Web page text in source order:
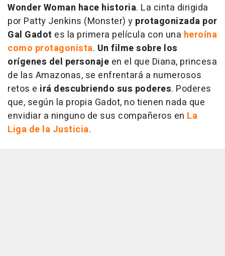
Wonder Woman hace historia. La cinta dirigida
por Patty Jenkins (Monster) y protagonizada por
Gal Gadot es la primera película con una heroína
como protagonista. Un filme sobre los
orígenes del personaje en el que Diana, princesa
de las Amazonas, se enfrentará a numerosos
retos e irá descubriendo sus poderes. Poderes
que, según la propia Gadot, no tienen nada que
envidiar a ninguno de sus compañeros en La
Liga de la Justicia.